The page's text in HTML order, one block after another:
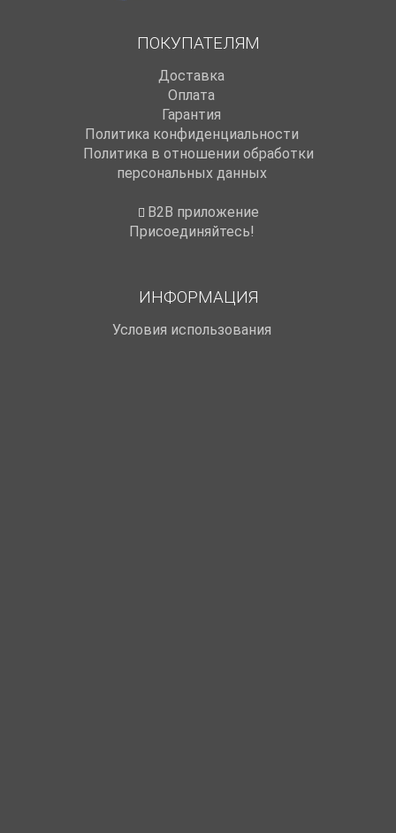
ПОКУПАТЕЛЯМ
Доставка
Оплата
Гарантия
Политика конфиденциальности
Политика в отношении обработки
персональных данных
B2B приложение
Присоединяйтесь!
ИНФОРМАЦИЯ
Условия использования